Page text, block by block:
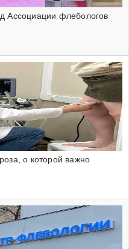
Ассоциации флебологов
о которой важно